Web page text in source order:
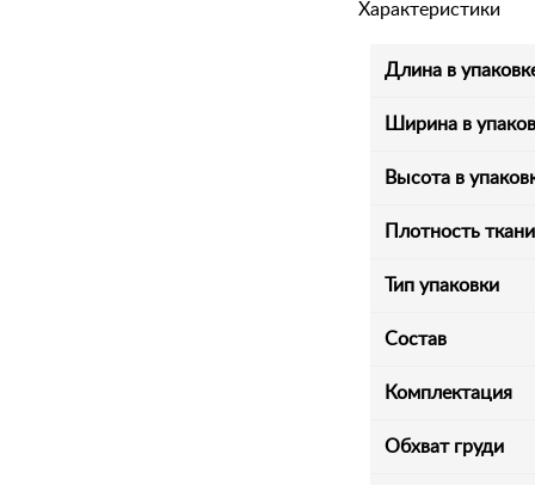
Характеристики
Длина в
Ширина в
Высота в
Плотность
Тип упаковки
Состав
Комплектация
Обхват груди